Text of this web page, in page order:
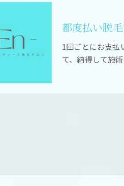
都度払い脱
1回ごとにお支払
て、納得して施